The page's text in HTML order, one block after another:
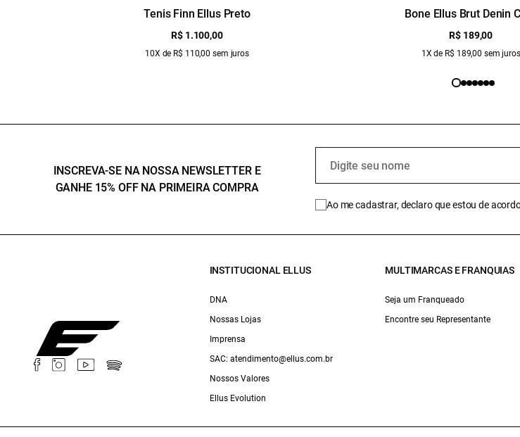
Tenis Finn Ellus Preto
R$ 1.100,00
10X de R$ 110,00 sem juros
Bone Ellus Brut Denin
R$ 189,00
1X de R$ 189,00 sem juros
INSCREVA-SE NA NOSSA NEWSLETTER E
GANHE 15% OFF NA PRIMEIRA COMPRA
Ao me cadastrar, declaro que estou de
INSTITUCIONAL ELLUS
DNA
Nossas Lojas
Imprensa
SAC: atendimento@ellus.com.br
Nossos Valores
Ellus Evolution
MULTIMARCAS E FRANQUIAS
Seja um Franqueado
Encontre seu Representante